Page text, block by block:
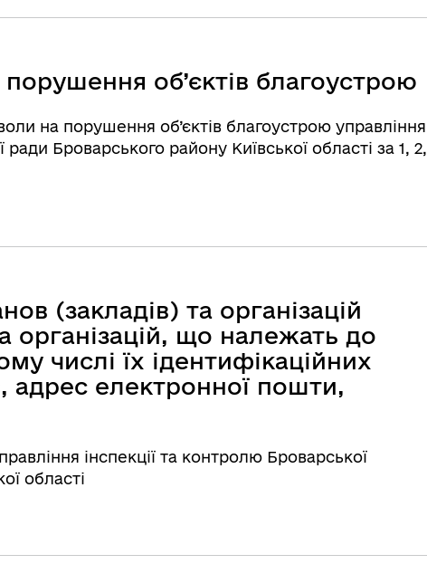
об’єктів благоустрою
на порушення об’єктів благоустрою управління
Броварського району Київської області за 1, 2,
(закладів) та організацій
організацій, що належать до
числі їх ідентифікаційних
адрес електронної пошти,
інспекції та контролю Броварської
області